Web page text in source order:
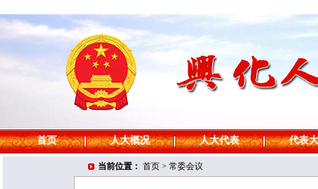
首页 人大概况 人大代表 代表
当前位置： 首页 > 常委会议